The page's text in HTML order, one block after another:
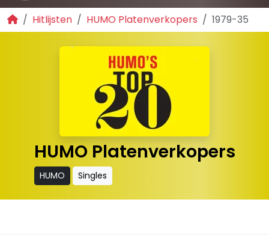
Hitlijsten HUMO Platenverkopers 1979-35
HUMO Platenverkopers
HUMO Singles